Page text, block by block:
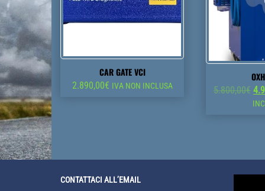
CAR GATE VCI
2.890,00€ IVA NON INCLUSA 5.800,00€ Il
CONTATTACI ALL’EMAIL